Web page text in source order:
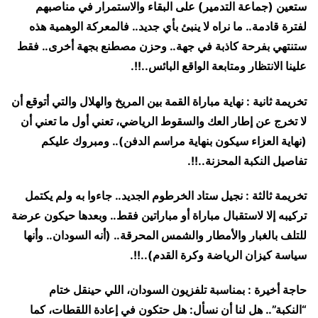
ستعين (جماعة التدمير) على البقاء والاستمرار في مناصبهم
لفترة قادمة.. ما نراه لا ينبئ بأي جديد.. فالمعركة الوهمية هذه
ستنتهي بفرحة كاذبة في جهة.. وحزن مصطنع بجهة أخرى.. فقط
علينا الانتظار ومتابعة الواقع البائس..!!.
تخريمة ثانية : نهاية مباراة القمة بين المريخ والهلال والتي أتوقع أن
لا تخرج عن إطار العك والسقوط الرياضي، تعني أول ما تعني أن
(نهاية العزاء سيكون بنهاية مراسم الدفن).. ومبروك عليكم
تفاصيل النكبة المحزنة..!!.
تخريمة ثالثة : نجيل ستاد الخرطوم الجديد.. جاءوا به ولم يكتمل
تركيبه إلا لاستقبال مباراة أو مباراتين فقط.. وبعدها حيكون عرضة
للتلف بالغبار والأمطار والشمس المحرقة.. (أنه السودان.. وأنها
سياسة كيزان الرياضة وكرة القدم)..!!.
حاجة أخيرة : بمناسبة تلفزيون السودان، اللي حينقل ختام
“النكبة”.. هل لنا أن نسأل: هل حتكون في إعادة اللقطات، كما